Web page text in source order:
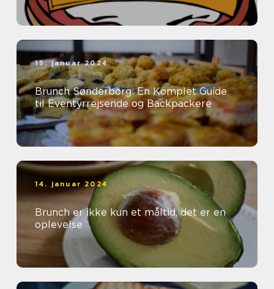
15. januar 2024
Brunch Sønderborg: En Komplet Guide
til Eventyrrejsende og Backpackere
14. januar 2024
Brunch er ikke kun et måltid, det er en
oplevelse